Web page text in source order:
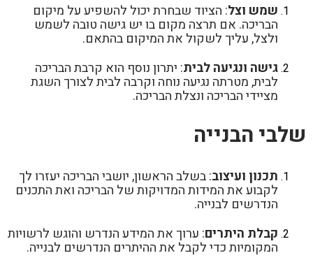
שמש וצל: הציוד שבחרת יכול להשפיע על מיקום
הבריכה. אם תרצה מקום בו יש גישה טובה לשמש
ולצל, עליך לשקול את המיקום בהתאם.
גישה ונגיעה לבית: יתרון נוסף הוא קרבת הבריכה
לבית, מטרתה נגיעה נוחה וקרבה לבית לצורך השגת
מציידי הבריכה ונצלת הבריכה.
שלבי הבנייה
תכנון ועיצוב: בשלב הראשון, יושבי הבריכה יעזרו לך
לקבוע את המידות המדויקות של הבריכה ואת התכנים
הנדרשים לבנייה.
קבלת היתרים: ערוך את המידע הנדרש והוגש לרשויות
המקומיות כדי לקבל את ההיתרים הנדרשים לבנייה.